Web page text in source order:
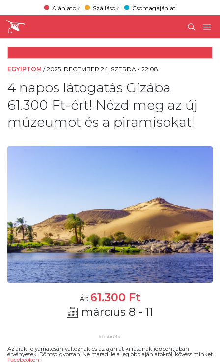
Ajánlatok Szállások Csomagajánlat
EGYIPTOM /2025. DECEMBER 24. SZERDA - 22:08
4 napos látogatás Gízába
61.300 Ft-ért! Nézd meg az új
múzeumot és a piramisokat!
Ár: 61.300 Ft
március 8 - 11
Az árak folyamatosan változnak és az ajánlat kiírásanak időpontjában
érvényesek. Döntsd gyorsan. Ne maradj le a legjobb ajánlatokról, kövess minket
Facebookon!